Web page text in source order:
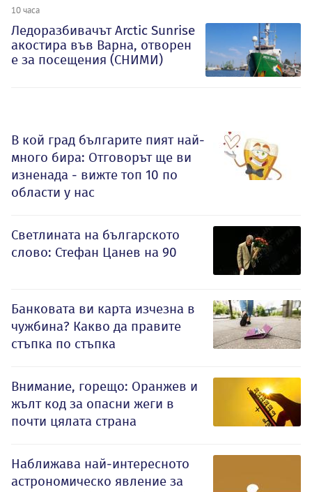
10 часа
Ледоразбивачът Arctic Sunrise
акостира във Варна, отворен
е за посещения (СНИМИ)
В кой град българите пият най-
много бира: Отговорът ще ви
изненада - вижте топ 10 по
области у нас
Светлината на българското
слово: Стефан Цанев на 90
Банковата ви карта изчезна в
чужбина? Какво да правите
стъпка по стъпка
Внимание, горещо: Оранжев и
жълт код за опасни жеги в
почти цялата страна
Наближава най-интересното
астрономическо явление за